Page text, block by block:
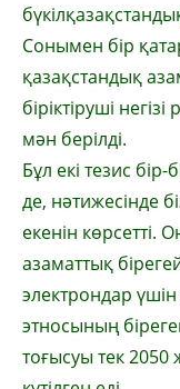
Сонымен бір
қазақстандық
біріктіруші
мән берілді.
Бұл екі тезис
де, нәтижесінде
екенін көрсетті.
азаматтық
электрон­дар
этносының
тоғысуы тек